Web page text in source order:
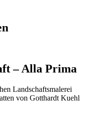
– Alla Prima
Landschaftsmalerei
von Gotthardt Kuehl